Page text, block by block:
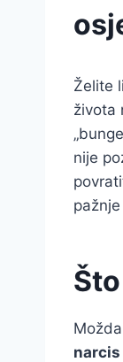
Želite
života
nije
narcis